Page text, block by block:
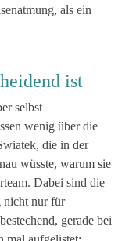
als ein
ist
selbst
wenig über die
die in der
wüsste, warum sie
Dabei sind die
nicht nur für
gerade bei